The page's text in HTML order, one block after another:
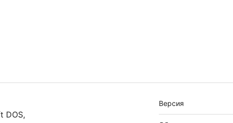
DOS,
Мета
Версия